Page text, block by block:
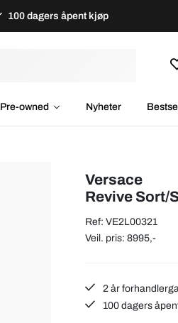
100 dagers åpent kjøp
Pre-owned Nyheter
Versace
Revive Sort/
Ref: VE2L00321
Veil. pris: 8995,-
2 år
100 dagers